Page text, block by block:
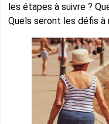
les étapes à suivre ?
Quels seront les défis à